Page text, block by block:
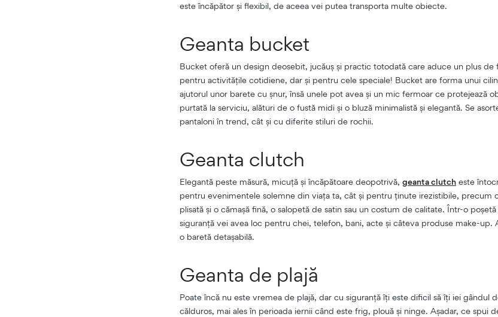
este încăpător și flexibil, de aceea vei putea transporta multe obiecte.
Geanta bucket
Bucket oferă un design deosebit, jucăuș și practic totodată care aduce un plus de
pentru activitățile cotidiene, dar și pentru cele speciale! Bucket are forma unui
ajutorul unor barete cu șnur, însă unele pot avea și un mic fermoar ce protejează
purtată la serviciu, alături de o fustă midi și o bluză minimalistă și elegantă. Se
pantaloni în trend, cât și cu diferite stiluri de rochii.
Geanta clutch
Elegantă peste măsură, micuță și încăpătoare deopotrivă, geanta clutch este
pentru evenimentele solemne din viața ta, cât și pentru ținute irezistibile, precum
plisată și o cămașă fină, o salopetă de satin sau un costum de calitate. Într-o
siguranță vei avea loc pentru chei, telefon, bani, acte și câteva produse make-up.
o baretă detașabilă.
Geanta de plajă
Poate încă nu este vremea de plajă, dar cu siguranță îți este dificil să îți iei gândul
călduros, mai ales în perioada iernii când este frig, plouă și ninge. Așadar, ce spui